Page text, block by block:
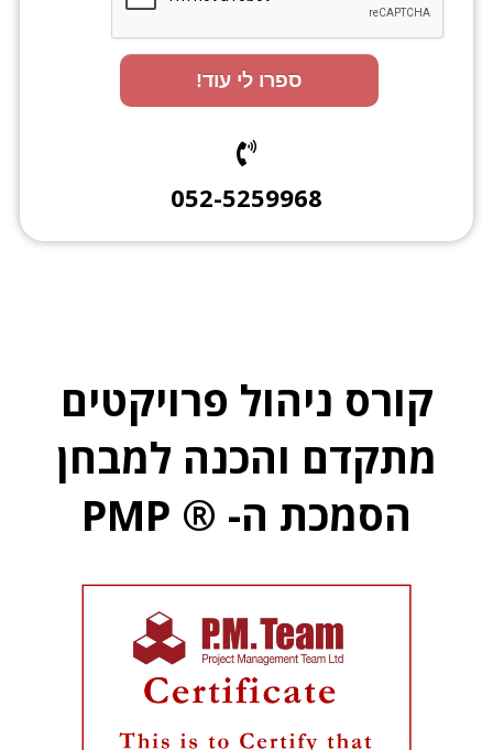
ספרו לי עוד!
052-5259968
קורס ניהול פרויקטים
מתקדם והכנה למבחן
הסמכת ה- ® PMP